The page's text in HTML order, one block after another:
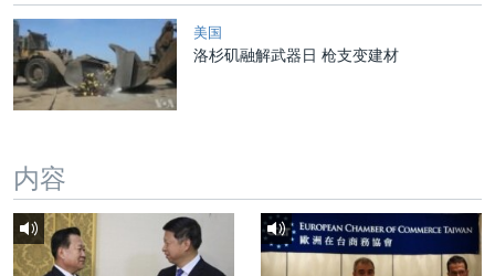
关注西藏
关注新疆
GEN Z 看美国
美国
洛杉矶融解武器日 枪支变建材
内容